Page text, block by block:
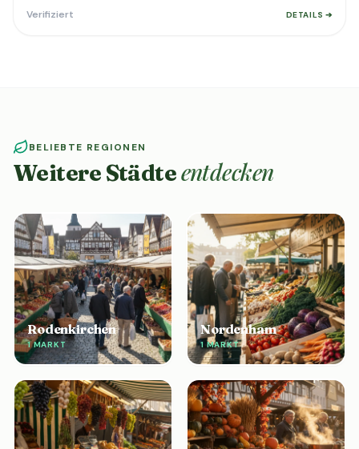
Verifiziert DETAILS ➔
BELIEBTE REGIONEN
Weitere Städteentdecken
Rodenkirchen
1 MARKT
Nordenham
1 MARKT